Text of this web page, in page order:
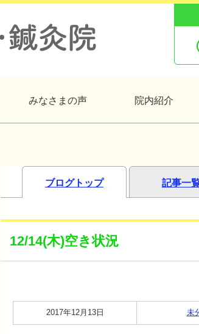
みなさまの声 院内紹介
ブログトップ 記事一
12/14(木)空き状況
2017年12月13日 未